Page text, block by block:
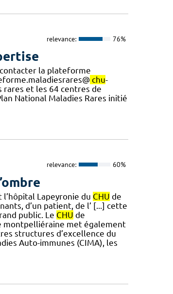
relevance: 76%
la plateforme
chu-
et les 64 centres de
National Maladies Rares initié
relevance: 60%
l’hôpital Lapeyronie du CHU de
d’un patient, de l’ [...] cette
public. Le CHU de
montpelliéraine met également
structures d’excellence du
Auto-immunes (CIMA), les